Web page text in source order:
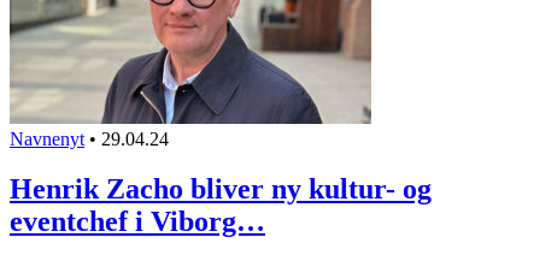
Navnenyt • 29.04.24
Henrik Zacho bliver ny kultur- og
eventchef i Viborg…